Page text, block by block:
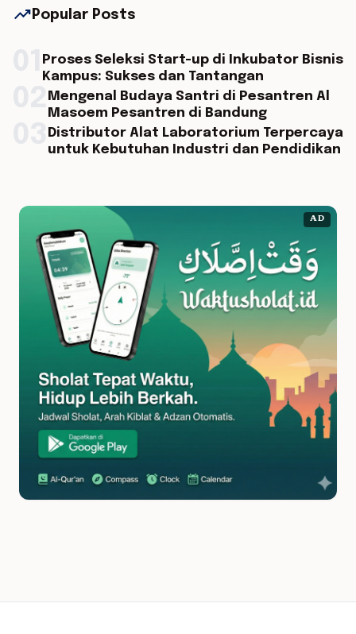
trending_up Popular Posts
Proses Seleksi Start-up di Inkubator Bisnis
Kampus: Sukses dan Tantangan
Mengenal Budaya Santri di Pesantren Al
Masoem Pesantren di Bandung
Distributor Alat Laboratorium Terpercaya
untuk Kebutuhan Industri dan Pendidikan
AD